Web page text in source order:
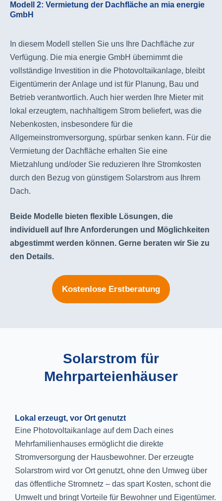
Modell 2: Vermietung der Dachfläche an mia energie
GmbH
In diesem Modell stellen Sie uns Ihre Dachfläche zur
Verfügung. Die mia energie GmbH übernimmt die
vollständige Investition in die Photovoltaikanlage, bleibt
Eigentümerin der Anlage und ist für Planung, Bau und
Betrieb verantwortlich. Auch hier werden Ihre Mieter mit
lokal erzeugtem, nachhaltigem Strom beliefert, was die
Nebenkosten, insbesondere für die
Allgemeinstromversorgung, spürbar senken kann. Für die
Vermietung der Dachfläche erhalten Sie eine
Mietzahlung und/oder Sie reduzieren Ihre Stromkosten
durch den Bezug von günstigem Solarstrom aus Ihrem
Dach.
Beide Modelle bieten flexible Lösungen, die
individuell auf Ihre Anforderungen und Möglichkeiten
abgestimmt werden können. Gerne beraten wir Sie zu
den Details.
Kostenlose Erstberatung
Solarstrom für
Mehrparteienhäuser
Lokal erzeugt, vor Ort genutzt
Eine Photovoltaikanlage auf dem Dach eines
Mehrfamilienhauses ermöglicht die direkte
Stromversorgung der Hausbewohner. Der erzeugte
Solarstrom wird vor Ort genutzt, ohne den Umweg über
das öffentliche Stromnetz – das spart Kosten, schont die
Umwelt und bringt Vorteile für Bewohner und Eigentümer.